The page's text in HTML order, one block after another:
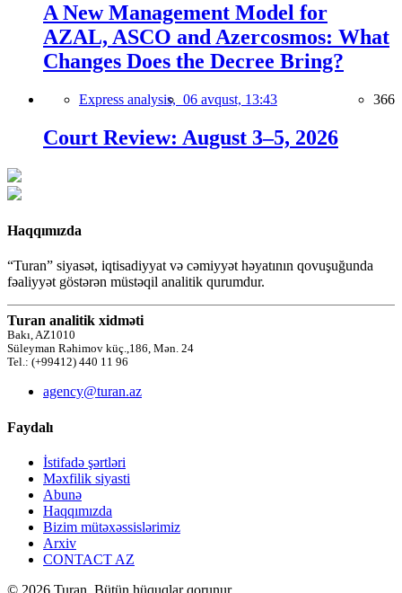
A New Management Model for
AZAL, ASCO and Azercosmos: What
Changes Does the Decree Bring?
Express analysis, 06 avqust, 13:43 366
Court Review: August 3–5, 2026
Haqqımızda
“Turan” siyasət, iqtisadiyyat və cəmiyyət həyatının qovuşuğunda
fəaliyyət göstərən müstəqil analitik qurumdur.
Turan analitik xidməti
Bakı, AZ1010
Süleyman Rəhimov küç.,186, Mən. 24
Tel.: (+99412) 440 11 96
agency@turan.az
Faydalı
İstifadə şərtləri
Məxfilik siyasti
Abunə
Haqqımızda
Bizim mütəxəssislərimiz
Arxiv
CONTACT AZ
© 2026 Turan. Bütün hüquqlar qorunur.